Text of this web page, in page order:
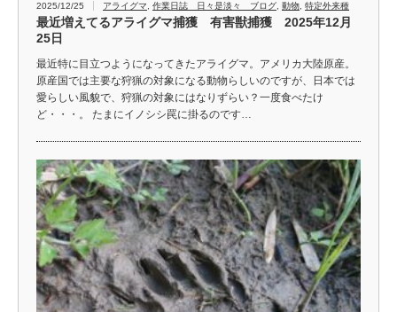
2025/12/25 アライグマ 作業日誌 日々是淡々 ブログ 動物 特定外来種
最近増えてるアライグマ捕獲 有害獣捕獲 2025年12月
25日
最近特に目立つようになってきたアライグマ。アメリカ大陸原産。
原産国では主要な狩猟の対象になる動物らしいのですが、日本では
愛らしい風貌で、狩猟の対象にはなりずらい？一度食べたけ
ど・・・。 たまにイノシシ罠に掛るのです…